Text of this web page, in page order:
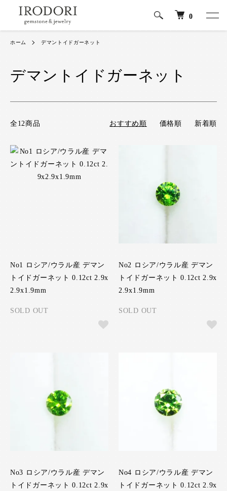
0
ホーム デマントイドガーネット
デマントイドガーネット
全12商品 おすすめ順 価格順 新着順
No1 ロシア/ウラル産 デマン
トイドガーネット 0.12ct 2.9x
2.9x1.9mm
SOLD OUT
No2 ロシア/ウラル産 デマン
トイドガーネット 0.12ct 2.9x
2.9x1.9mm
SOLD OUT
No3 ロシア/ウラル産 デマン
トイドガーネット 0.12ct 2.9x
No4 ロシア/ウラル産 デマン
トイドガーネット 0.12ct 2.9x